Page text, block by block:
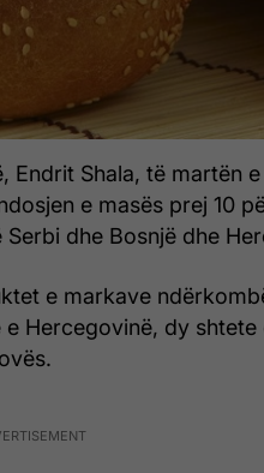
Endrit Shala, të martën
e masës prej 10
dhe Bosnjë dhe
e markave
Hercegovinë, dy shtete